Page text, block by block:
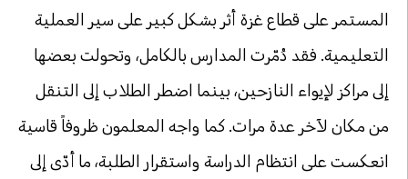
المستمر على قطاع غزة أثر بشكل كبير على سير العملية
التعليمية. فقد دُمّرت المدارس بالكامل، وتحولت بعضها
إلى مراكز لإيواء النازحين، بينما اضطر الطلاب إلى التنقل
من مكان لآخر عدة مرات. كما واجه المعلمون ظروفاً قاسية
انعكست على انتظام الدراسة واستقرار الطلبة، ما أدّى إلى